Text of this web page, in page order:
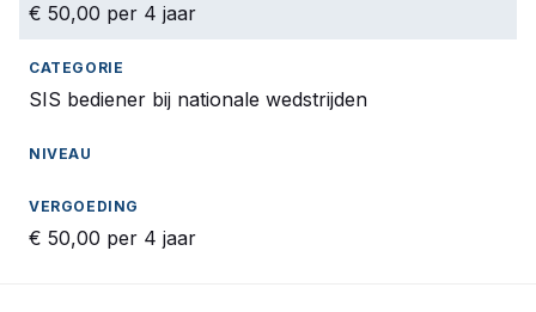
€ 50,00 per 4 jaar
SIS bediener bij nationale wedstrijden
€ 50,00 per 4 jaar